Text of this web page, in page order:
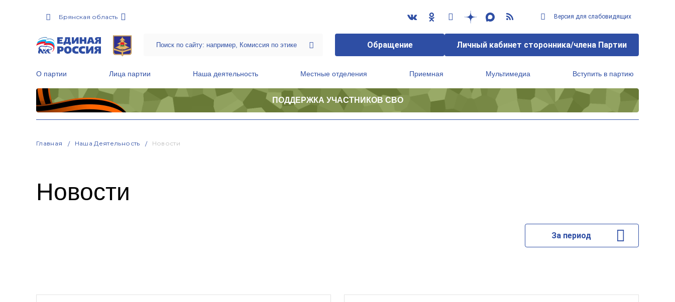
Брянская область Версия для слабовидящих
Обращение Личный кабинет сторонника/члена Партии
О партии Лица партии Наша деятельность Местные отделения Приемная Мультимедиа Вступить в партию
ПОДДЕРЖКА УЧАСТНИКОВ СВО
Главная Наша Деятельность Новости
Новости
За период